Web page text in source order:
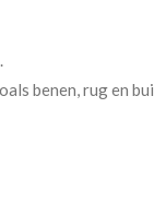
benen, rug en